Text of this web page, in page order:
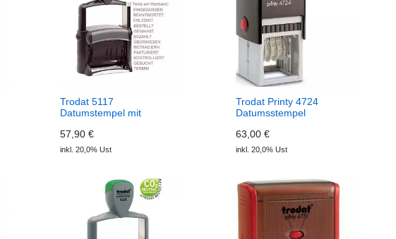
Trodat 5117
Datumstempel mit
57,90 €
inkl. 20,0% Ust
Trodat Printy 4724
Datumsstempel
63,00 €
inkl. 20,0% Ust